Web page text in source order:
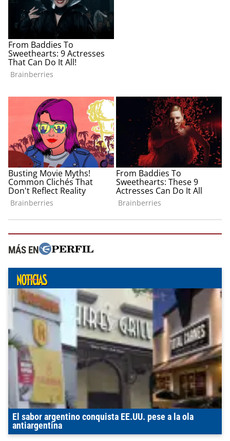
MÁS EN
El sabor argentino conquista EE.UU. pese a la ola
antiargentina